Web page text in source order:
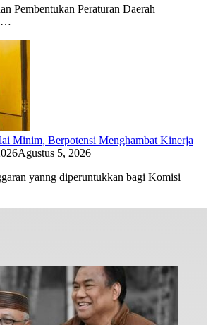
Pembentukan Peraturan Daerah
Minim, Berpotensi Menghambat Kinerja
Agustus 5, 2026
yanng diperuntukkan bagi Komisi